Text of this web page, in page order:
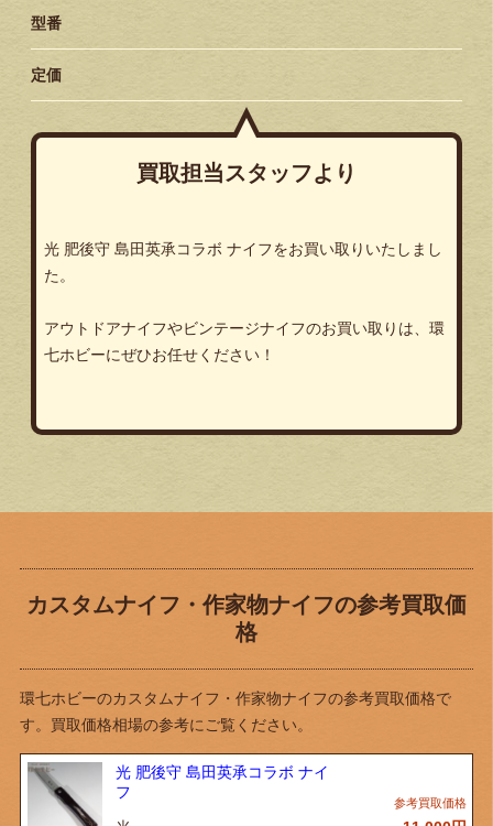
型番
定価
買取担当スタッフより
光 肥後守 島田英承コラボ ナイフをお買い取りいたしまし
た。
アウトドアナイフやビンテージナイフのお買い取りは、環
七ホビーにぜひお任せください！
カスタムナイフ・作家物ナイフの参考買取価
格
環七ホビーのカスタムナイフ・作家物ナイフの参考買取価格で
す。買取価格相場の参考にご覧ください。
光 肥後守 島田英承コラボ ナイ
フ